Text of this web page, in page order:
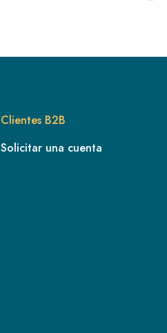
Clientes B2B
Solicitar una cuenta